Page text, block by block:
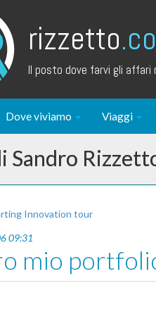
rizzetto
Il posto dove farvi gli affari
Dove viviamo Viaggi
Sandro
Innovation tour
09:31
mio